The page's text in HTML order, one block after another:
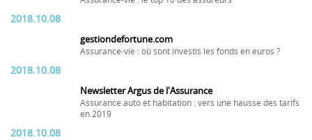
2018.10.08
gestiondefortune.com
Assurance-vie : où sont investis les fonds en euros ?
2018.10.08
Newsletter Argus de l'Assurance
Assurance auto et habitation : vers une hausse des tarifs
en 2019
2018.10.08